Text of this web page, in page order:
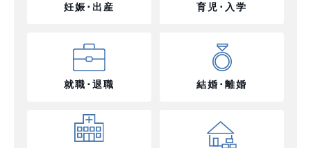
妊娠･出産 育児･入学
就職･退職 結婚･離婚